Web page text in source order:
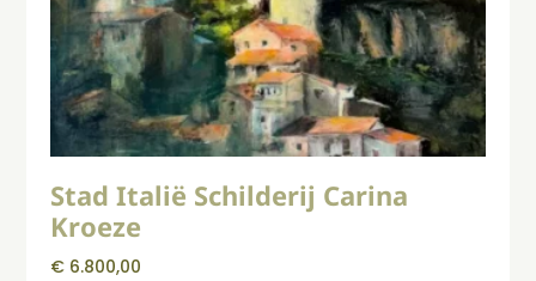
Stad Italië Schilderij Carina
Kroeze
€ 6.800,00